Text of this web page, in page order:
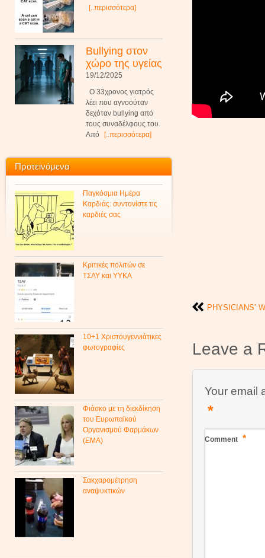
PHYSICIANS’
Leave a
Your email
*
Comment *
[..περισσότερα]
Bullying στον
χώρο της υγείας
19/12/2025
Ο 33χρονος γιατρός
λέει που αγνοούταν
δεχόταν bullying από
τους συναδέλφους του.
Από
[..περισσότερα]
Προτεινόμενα
Παγκόσμια Ημέρα
Καρδιάς: συντονίστε τις
καρδιές σας
Κριτικές πολιτών σε
ΤΣΑΥ και ΥΥΚΑ
10+1 Χριστουγεννιάτικες
φωτογραφίες
Φιάσκο με τη διεκδίκηση
του Ευρωπαϊκού
Οργανισμού Φαρμάκων
(ΕΜΑ)
Σακχαρομέτρηση
αναψυκτικών